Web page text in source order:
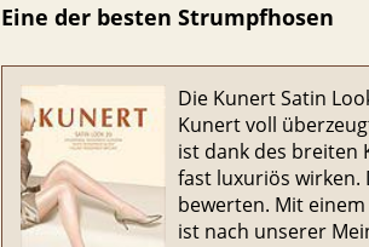
Eine der besten Strumpfhosen
Die Kunert Satin
Kunert voll
ist dank des breiten
fast luxuriös
bewerten. Mit
ist nach unserer